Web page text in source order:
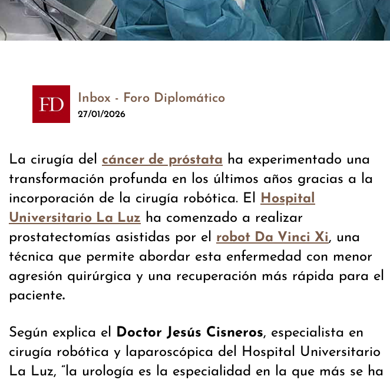
Inbox - Foro Diplomático
27/01/2026
La cirugía del cáncer de próstata ha experimentado una
transformación profunda en los últimos años gracias a la
incorporación de la cirugía robótica. El Hospital
Universitario La Luz ha comenzado a realizar
prostatectomías asistidas por el robot Da Vinci Xi, una
técnica que permite abordar esta enfermedad con menor
agresión quirúrgica y una recuperación más rápida para el
paciente.
Según explica el Doctor Jesús Cisneros, especialista en
cirugía robótica y laparoscópica del Hospital Universitario
La Luz, “la urología es la especialidad en la que más se ha